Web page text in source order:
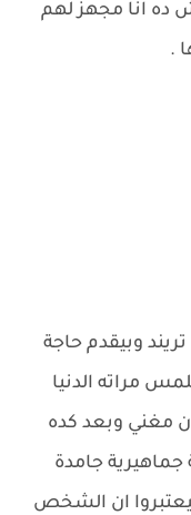
ده انا مجهز لهم
.
وبيقدم حاجة
مراته الدنيا
مغني وبعد كده
جماهيرية جامدة
ان الشخص